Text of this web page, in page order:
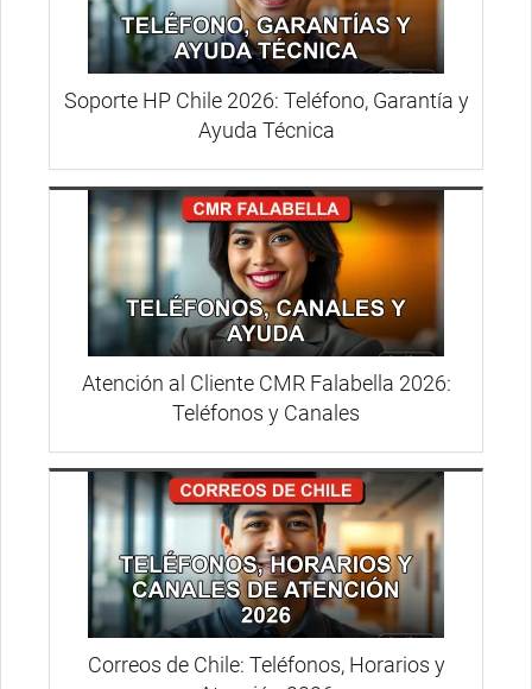
Soporte HP Chile 2026: Teléfono, Garantía y
Ayuda Técnica
Atención al Cliente CMR Falabella 2026:
Teléfonos y Canales
Correos de Chile: Teléfonos, Horarios y